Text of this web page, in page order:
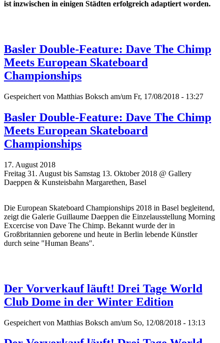
ist inzwischen in einigen Städten erfolgreich adaptiert worden.
Basler Double-Feature: Dave The Chimp
Meets European Skateboard
Championships
Gespeichert von Matthias Boksch am/um Fr, 17/08/2018 - 13:27
Basler Double-Feature: Dave The Chimp
Meets European Skateboard
Championships
17. August 2018
Freitag 31. August bis Samstag 13. Oktober 2018 @ Gallery
Daeppen & Kunsteisbahn Margarethen, Basel
Die European Skateboard Championships 2018 in Basel begleitend,
zeigt die Galerie Guillaume Daeppen die Einzelausstellung Morning
Excercise von Dave The Chimp. Bekannt wurde der in
Großbritannien geborene und heute in Berlin lebende Künstler
durch seine "Human Beans".
Der Vorverkauf läuft! Drei Tage World
Club Dome in der Winter Edition
Gespeichert von Matthias Boksch am/um So, 12/08/2018 - 13:13